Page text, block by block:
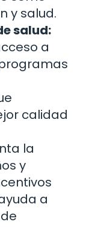
y salud.
salud:
a
calidad
la
y
a